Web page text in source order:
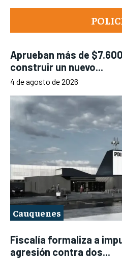
Aprueban más de
construir un nuevo...
4 de agosto de 2026
Cauquenes
Fiscalía formaliza a
agresión contra dos...